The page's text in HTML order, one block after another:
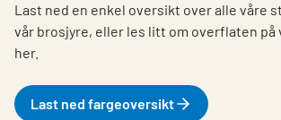
Last ned en enkel oversikt over alle våre
vår brosjyre, eller les litt om overflaten på
her.
Last ned fargeoversikt